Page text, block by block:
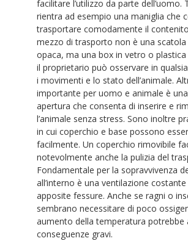
facilitare l’utilizzo da parte dell’uomo.
rientra ad esempio una maniglia che
trasportare comodamente il
mezzo di trasporto non è una
opaca, ma una box in vetro o
il proprietario può osservare in
i movimenti e lo stato dell’animale.
importante per uomo e animale è
apertura che consenta di inserire e
l’animale senza stress. Sono inoltre
in cui coperchio e base possono
facilmente. Un coperchio rimovibile
notevolmente anche la pulizia del
Fondamentale per la sopravvivenza
all’interno è una ventilazione
apposite fessure. Anche se ragni o
sembrano necessitare di poco
aumento della temperatura potrebbe
conseguenze gravi.